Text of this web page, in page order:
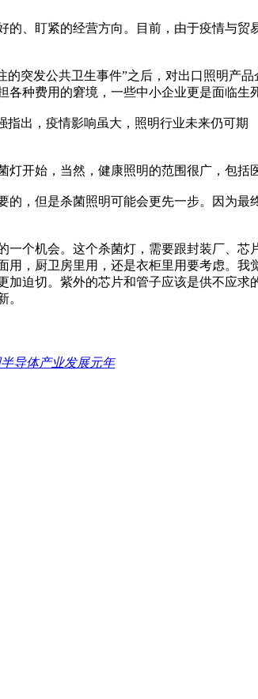
、盯紧的经营方向。目前，由于疫情与
突发公共卫生事件”之后，对出口照明产
各种费用的窘境，一些中小企业更是面临
出，疫情影响虽大，照明行业未来仍可期
开始，当然，健康照明的范围很广，包括
，但是杀菌照明可能会更先一步。因为
个机会。这个杀菌灯，需要跟封装厂、
，厨卫房里用，还是衣柜里用要考虑。
迫切。紫外的芯片和管子应该是供不应
。
导体产业发展元年